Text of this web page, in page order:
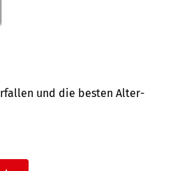
und die besten Alter­